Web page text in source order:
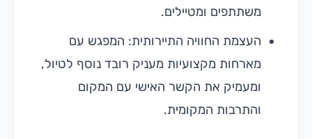
משתתפים ומטיילים.
העצמת החוויה התיירותית: המפגש עם
מארחות מקצועיות מעניק רובד נוסף לטיול,
ומעמיק את הקשר האישי עם המקום
והתרבות המקומית.